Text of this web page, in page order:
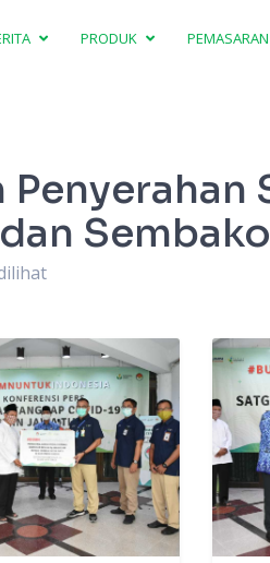
PRODUK PEMASARAN
Penyerahan
Sembako